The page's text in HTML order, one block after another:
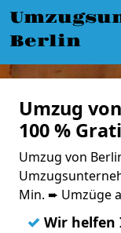
Berlin
Umzug
100 %
Umzug von
Min. ➨ Umzüge
✓ Wir helfen